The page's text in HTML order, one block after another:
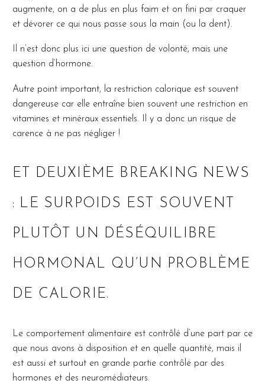
augmente, on a de plus en plus faim et on fini par craquer
et dévorer ce qui nous passe sous la main (ou la dent).
Il n’est donc plus ici une question de volonté, mais une
question d’hormone.
Autre point important, la restriction calorique est souvent
dangereuse car elle entraîne bien souvent une restriction en
vitamines et minéraux essentiels. Il y a donc un risque de
carence à ne pas négliger !
ET DEUXIÈME BREAKING NEWS
: LE SURPOIDS EST SOUVENT
PLUTÔT UN DÉSÉQUILIBRE
HORMONAL QU’UN PROBLÈME
DE CALORIE.
Le comportement alimentaire est contrôlé d’une part par ce
que nous avons à disposition et en quelle quantité, mais il
est aussi et surtout en grande partie contrôlé par des
hormones et des neuromédiateurs.